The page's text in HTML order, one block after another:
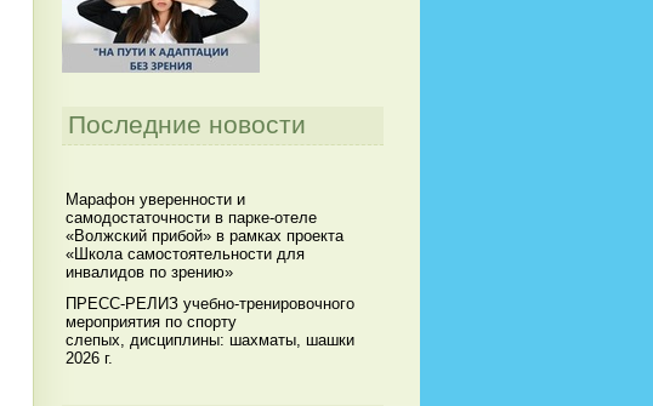
Последние новости
Марафон уверенности и
самодостаточности в парке-отеле
«Волжский прибой» в рамках проекта
«Школа самостоятельности для
инвалидов по зрению»
ПРЕСС-РЕЛИЗ учебно-тренировочного
мероприятия по спорту
слепых, дисциплины: шахматы, шашки
2026 г.